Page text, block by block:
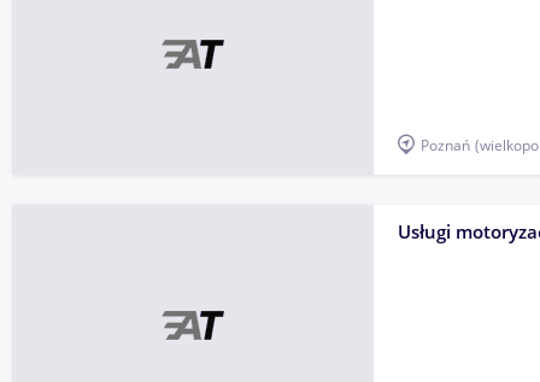
Poznań
Usługi